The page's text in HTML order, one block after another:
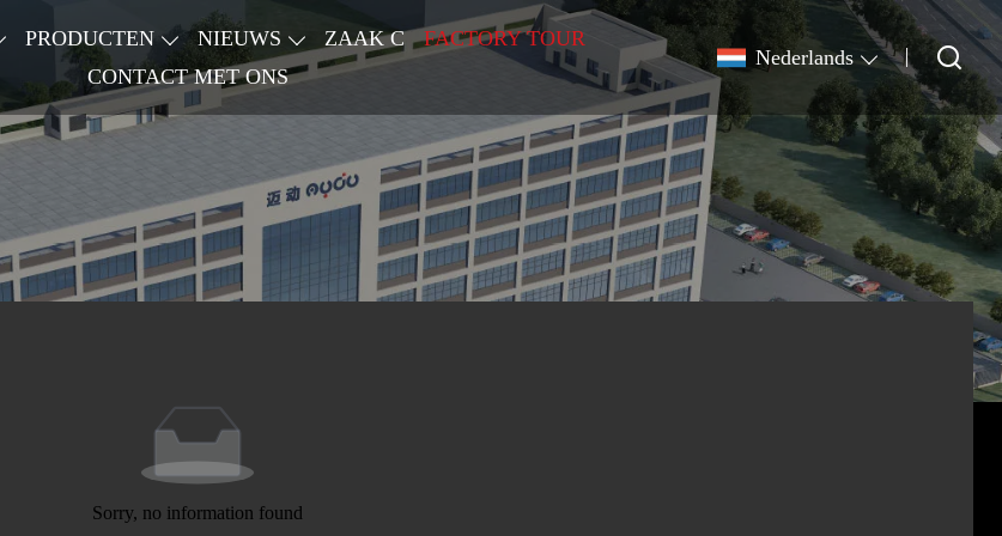
PRODUCTEN NIEUWS ZAAK C
FACTORY TOUR
CONTACT MET ONS
Nederlands
Sorry, no information found